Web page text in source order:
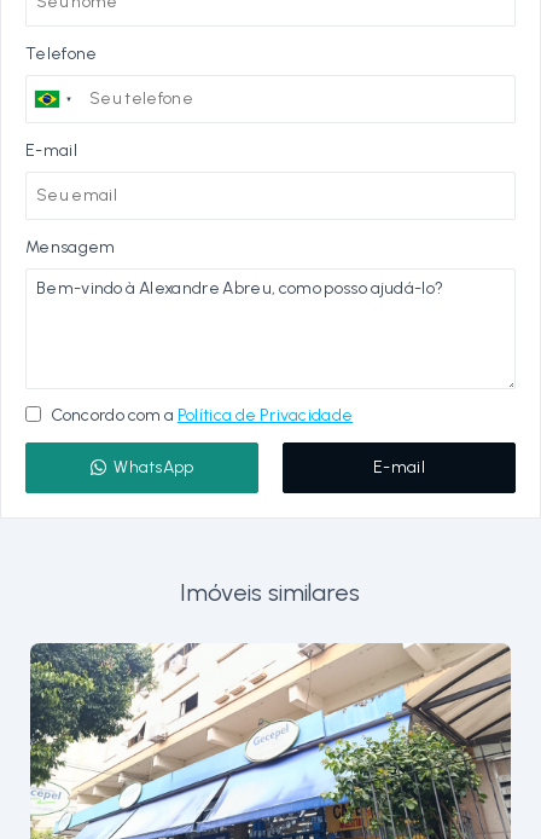
Telefone
E-mail
Mensagem
Concordo com a Política de Privacidade
WhatsApp E-mail
Imóveis similares